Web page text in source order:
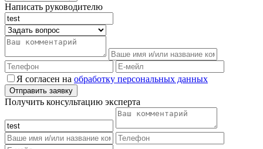
Написать руководителю
Я согласен на обработку персональных данных
Получить консультацию эксперта